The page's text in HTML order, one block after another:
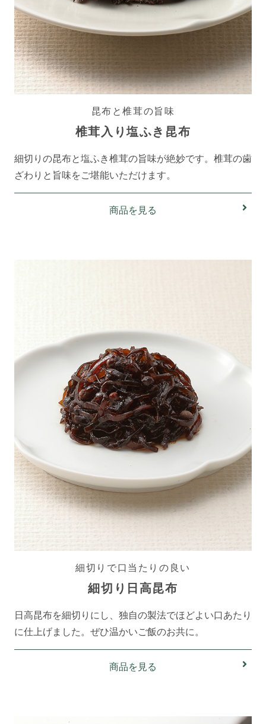
昆布と椎茸の旨味
椎茸入り塩ふき昆布
細切りの昆布と塩ふき椎茸の旨味が絶妙です。椎茸の歯
ざわりと旨味をご堪能いただけます。
商品を見る
細切りで口当たりの良い
細切り日高昆布
日高昆布を細切りにし、独自の製法でほどよい口あたり
に仕上げました。ぜひ温かいご飯のお共に。
商品を見る